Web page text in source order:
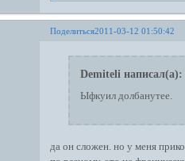
Поделиться2011-03-12 01:50:42
Demiteli написал(а):
Ыфкуил долбанутее.
да он сложен. но у меня